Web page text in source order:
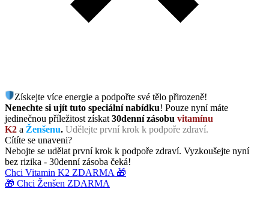
Získejte více energie a podpořte své tělo přirozeně!
Nenechte si ujít tuto speciální nabídku! Pouze nyní máte
jedinečnou příležitost získat 30denní zásobu vitamínu
K2 a Ženšenu. Udělejte první krok k podpoře zdraví.
Cítíte se unaveni?
Nebojte se udělat první krok k podpoře zdraví. Vyzkoušejte nyní
bez rizika - 30denní zásoba čeká!
Chci Vitamin K2 ZDARMA 🎁
🎁 Chci Ženšen ZDARMA